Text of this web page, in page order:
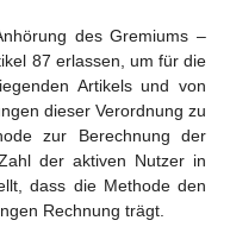
des Gremiums –
87 erlassen, um für die
Artikels und von
dieser Verordnung zu
zur Berechnung der
der aktiven Nutzer in
dass die Methode den
Rechnung trägt.